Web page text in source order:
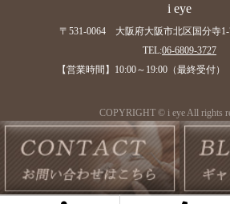
i eye
〒531-0064 大阪府大阪市北区国分寺
TEL:06-6809-3727
【営業時間】10:00～19:00（最終受付
COPYRIGHT © i eye All rights